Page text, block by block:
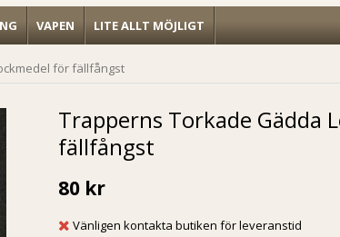
VAPEN LITE ALLT MÖJLIGT
för fällfångst
Trapperns Torkade Gädda
fällfångst
80 kr
Vänligen kontakta butiken för leveranstid